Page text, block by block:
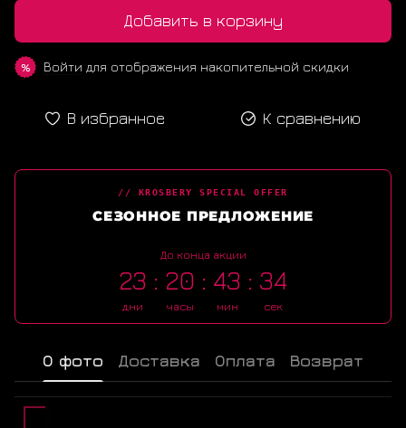
Добавить в корзину
% Войти для отображения накопительной скидки
В избранное К сравнению
// KROSBERY SPECIAL OFFER
СЕЗОННОЕ ПРЕДЛОЖЕНИЕ
До конца акции
23
дни
20
часы
43
мин
33
сек
О фото Доставка Оплата Возврат